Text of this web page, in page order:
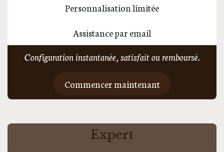
Personnalisation limitée
Assistance par email
Configuration instantanée, satisfait ou remboursé.
Commencer maintenant
Expert